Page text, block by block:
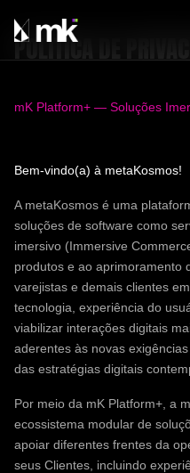
POLÍTICA DE
mK Platform+ — Soluções
Bem-vindo(a) à metaKosmos!
A metaKosmos é uma
soluções de software como
imersivo (Immersive
produtos e ao aprimoramento
varejistas e demais clientes
tecnologia, experiência do
viabilizar interações digitais
aderentes às novas
das estratégias digitais
Por meio da mK Platform+, a
ecossistema modular de
apoiar diferentes frentes da
seus Clientes, incluindo